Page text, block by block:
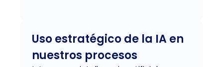
Uso estratégico de la IA en
nuestros procesos